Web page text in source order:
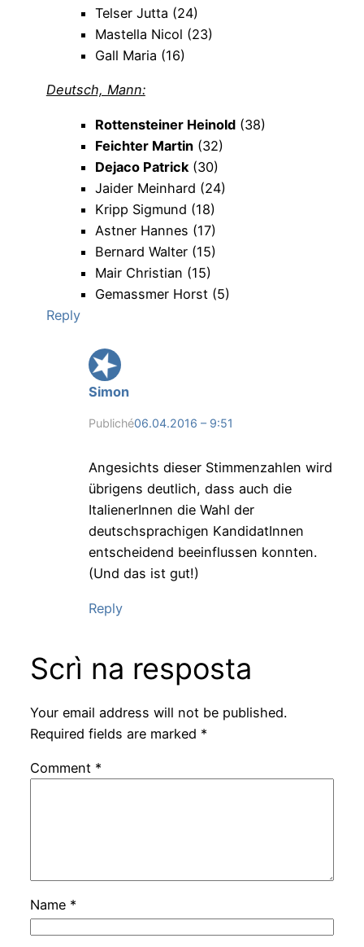
Telser Jutta (24)
Mastella Nicol (23)
Gall Maria (16)
Deutsch, Mann:
Rottensteiner Heinold(38)
Feichter Martin(32)
Dejaco Patrick(30)
Jaider Meinhard (24)
Kripp Sigmund (18)
Astner Hannes (17)
Bernard Walter (15)
Mair Christian (15)
Gemassmer Horst (5)
Reply
Simon
Publiché06.04.2016 – 9:51
Angesichts dieser Stimmenzahlen wird
übrigens deutlich, dass auch die
ItalienerInnen die Wahl der
deutschsprachigen KandidatInnen
entscheidend beeinflussen konnten.
(Und das ist gut!)
Reply
Scrì na resposta
Your email address will not be published.
Required fields are marked *
Comment *
Name *